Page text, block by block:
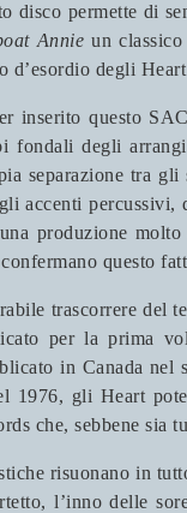
disco permette di
Annie un
d’esordio degli
inserito questo
fondali degli
separazione tra
accenti
produzione
questo
trascorrere del
per la prima
in Canada nel
1976, gli Heart
che, sebbene sia
risuonano in
l’inno delle